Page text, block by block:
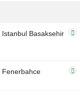
Istanbul Basaksehir
Fenerbahce